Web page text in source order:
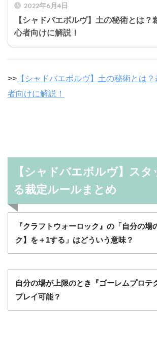
2022年6月4日
【シャドバエボルヴ】土の秘術とは？
心者向けに解説！
>> 【シャドバエボルヴ】土の秘術とは
者向けに解説！
【シャドバエボルヴ】ス
る裁定ルールまとめ
『クラフトウォーロック』の「自分の場
ク】を＋1する」はどういう意味？
自分の場が上限のとき『ゴーレムプロテ
プレイ可能？